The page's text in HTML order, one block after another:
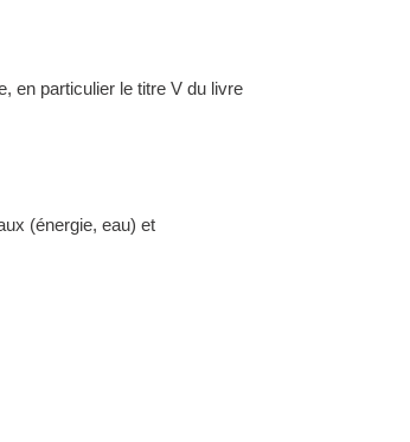
en particulier le titre V du livre
(énergie, eau) et